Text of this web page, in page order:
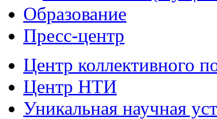
Образование
Пресс-центр
Центр коллективного
Центр НТИ
Уникальная научная